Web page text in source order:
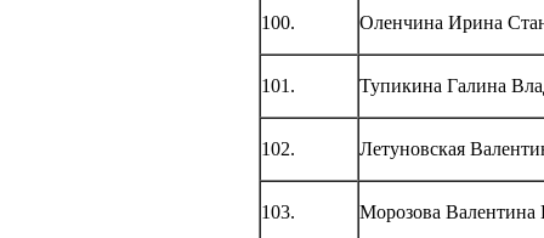
100. Оленчина Ирина
101. Тупикина Галина
102. Летуновская
103. Морозова Валентина